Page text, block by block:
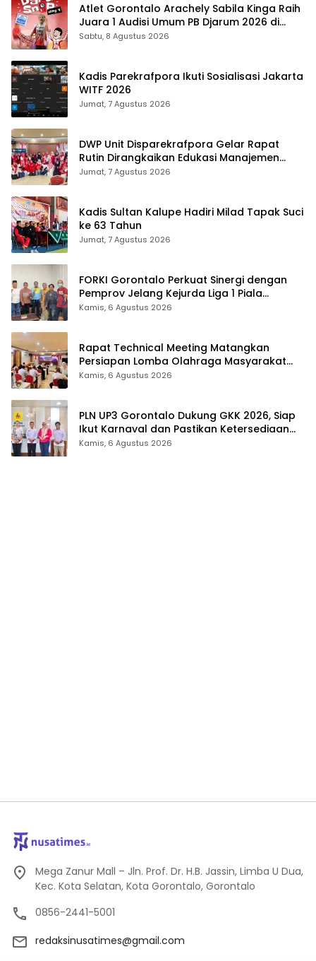
Atlet Gorontalo Arachely Sabila Kinga Raih
Juara 1 Audisi Umum PB Djarum 2026 di
Makassar
Sabtu, 8 Agustus 2026
Kadis Parekrafpora Ikuti Sosialisasi Jakarta
WITF 2026
Jumat, 7 Agustus 2026
DWP Unit Disparekrafpora Gelar Rapat
Rutin Dirangkaikan Edukasi Manajemen
Stres
Jumat, 7 Agustus 2026
Kadis Sultan Kalupe Hadiri Milad Tapak Suci
ke 63 Tahun
Jumat, 7 Agustus 2026
FORKI Gorontalo Perkuat Sinergi dengan
Pemprov Jelang Kejurda Liga 1 Piala
Gubernur 2026
Kamis, 6 Agustus 2026
Rapat Technical Meeting Matangkan
Persiapan Lomba Olahraga Masyarakat
Tingkat Provinsi Gorontalo
Kamis, 6 Agustus 2026
PLN UP3 Gorontalo Dukung GKK 2026, Siap
Ikut Karnaval dan Pastikan Ketersediaan
Listrik
Kamis, 6 Agustus 2026
Mega Zanur Mall – Jln. Prof. Dr. H.B. Jassin, Limba U Dua,
Kec. Kota Selatan, Kota Gorontalo, Gorontalo
0856-2441-5001
redaksinusatimes@gmail.com